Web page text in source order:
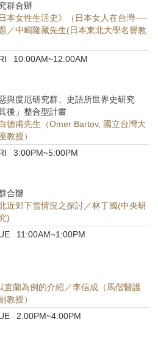
群合辦
本女性生活史》（日本女人在台灣──
／中嶋隆藏先生(日本東北大學名譽教
10:00AM~12:00AM
與度厄研究群、史語所世界史研究
後」整合型計畫
德甫先生（Omer Bartov, 國立台灣大
教授）
3:00PM~5:00PM
合辦
近郊下雪情況之探討／林丁國(中央研
)
11:00AM~1:00PM
蘭為例的介紹／李信成（馬偕醫護
教授）
2:00PM~4:00PM